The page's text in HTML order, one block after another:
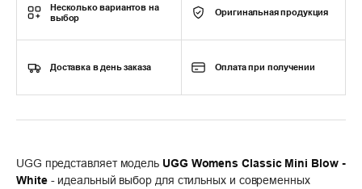
Несколько вариантов на
выбор
Оригинальная продукция
Доставка в день заказа Оплата при получении
UGG представляет модель UGG Womens Classic Mini Blow -
White - идеальный выбор для стильных и современных